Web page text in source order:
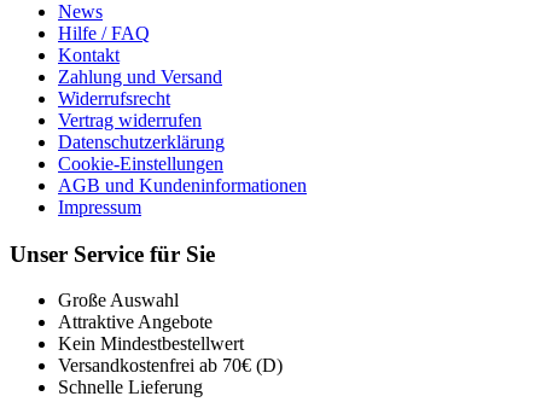
News
Hilfe / FAQ
Kontakt
Zahlung und Versand
Widerrufsrecht
Vertrag widerrufen
Datenschutzerklärung
Cookie-Einstellungen
AGB und Kundeninformationen
Impressum
Unser Service für Sie
Große Auswahl
Attraktive Angebote
Kein Mindestbestellwert
Versandkostenfrei ab 70€ (D)
Schnelle Lieferung